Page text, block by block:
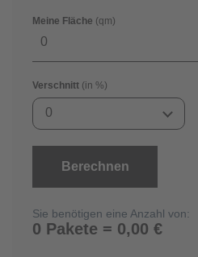
Meine Fläche (qm)
Verschnitt (in %)
0
Berechnen
Sie benötigen eine Anzahl von:
0 Pakete = 0,00 €